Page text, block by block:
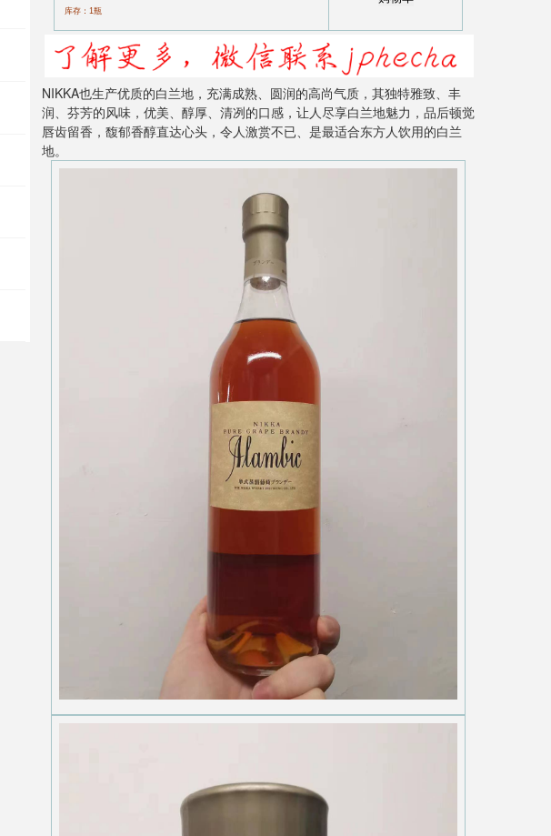
库存：1瓶
NIKKA也生产优质的白兰地，充满成熟、圆润的高尚气质，其独特雅致、丰
润、芬芳的风味，优美、醇厚、清冽的口感，让人尽享白兰地魅力，品后顿觉
唇齿留香，馥郁香醇直达心头，令人激赏不已、是最适合东方人饮用的白兰
地。